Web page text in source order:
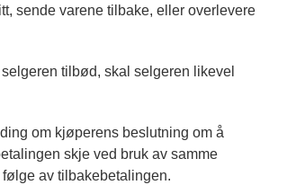
sende varene tilbake, eller overlevere
tilbød, skal selgeren likevel
om kjøperens beslutning om å
skje ved bruk av samme
av tilbakebetalingen.